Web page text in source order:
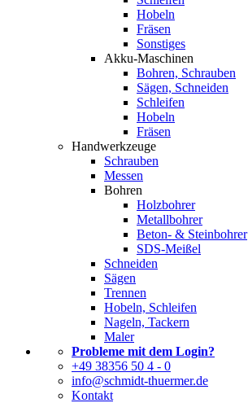
Hobeln
Fräsen
Sonstiges
Akku-Maschinen
Bohren, Schrauben
Sägen, Schneiden
Schleifen
Hobeln
Fräsen
Handwerkzeuge
Schrauben
Messen
Bohren
Holzbohrer
Metallbohrer
Beton- & Steinbohrer
SDS-Meißel
Schneiden
Sägen
Trennen
Hobeln, Schleifen
Nageln, Tackern
Maler
Probleme mit dem Login?
+49 38356 50 4 - 0
info@schmidt-thuermer.de
Kontakt